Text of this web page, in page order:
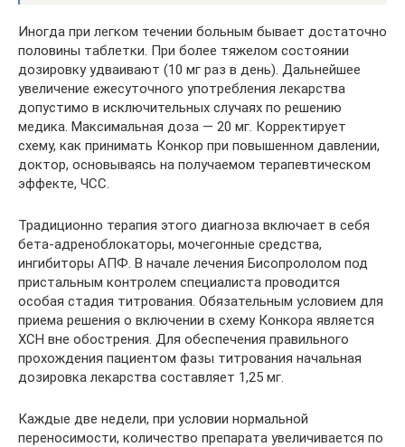
Иногда при легком течении больным бывает достаточно
половины таблетки. При более тяжелом состоянии
дозировку удваивают (10 мг раз в день). Дальнейшее
увеличение ежесуточного употребления лекарства
допустимо в исключительных случаях по решению
медика. Максимальная доза — 20 мг. Корректирует
схему, как принимать Конкор при повышенном давлении,
доктор, основываясь на получаемом терапевтическом
эффекте, ЧСС.
Традиционно терапия этого диагноза включает в себя
бета-адреноблокаторы, мочегонные средства,
ингибиторы АПФ. В начале лечения Бисопрололом под
пристальным контролем специалиста проводится
особая стадия титрования. Обязательным условием для
приема решения о включении в схему Конкора является
ХСН вне обострения. Для обеспечения правильного
прохождения пациентом фазы титрования начальная
дозировка лекарства составляет 1,25 мг.
Каждые две недели, при условии нормальной
переносимости, количество препарата увеличивается по